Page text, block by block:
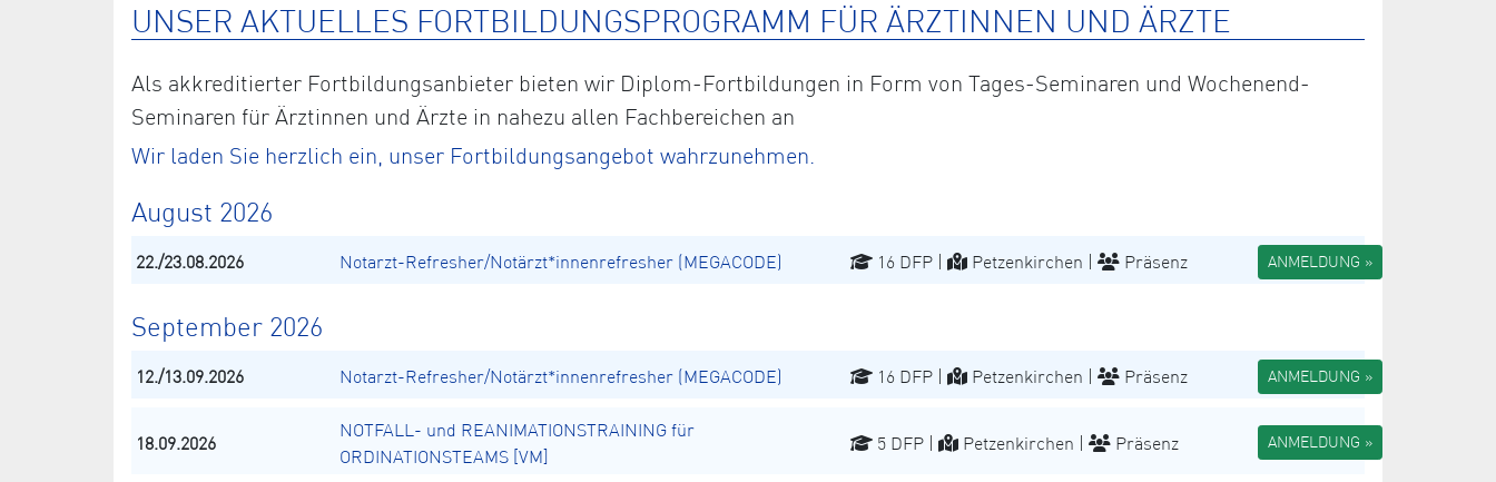
UNSER AKTUELLES FORTBILDUNGSPROGRAMM FÜR ÄRZTINNEN UND ÄRZTE
Als akkreditierter Fortbildungsanbieter bieten wir Diplom-Fortbildungen in Form von Tages-Seminaren und Wochenend-
Seminaren für Ärztinnen und Ärzte in nahezu allen Fachbereichen an
Wir laden Sie herzlich ein, unser Fortbildungsangebot wahrzunehmen.
August 2026
22./23.08.2026 Notarzt-Refresher/Notärzt*innenrefresher (MEGACODE) 16 DFP | Petzenkirchen | Präsenz ANMELDUNG »
September 2026
12./13.09.2026 Notarzt-Refresher/Notärzt*innenrefresher (MEGACODE) 16 DFP | Petzenkirchen | Präsenz ANMELDUNG »
18.09.2026
NOTFALL- und REANIMATIONSTRAINING für
ORDINATIONSTEAMS [VM]
5 DFP | Petzenkirchen | Präsenz ANMELDUNG »